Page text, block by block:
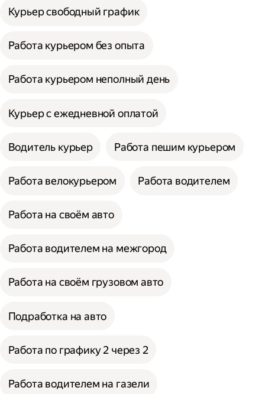
Курьер свободный график
Работа курьером без опыта
Работа курьером неполный день
Курьер с ежедневной оплатой
Водитель курьер Работа пешим курьером
Работа велокурьером Работа водителем
Работа на своём авто
Работа водителем на межгород
Работа на своём грузовом авто
Подработка на авто
Работа по графику 2 через 2
Работа водителем на газели